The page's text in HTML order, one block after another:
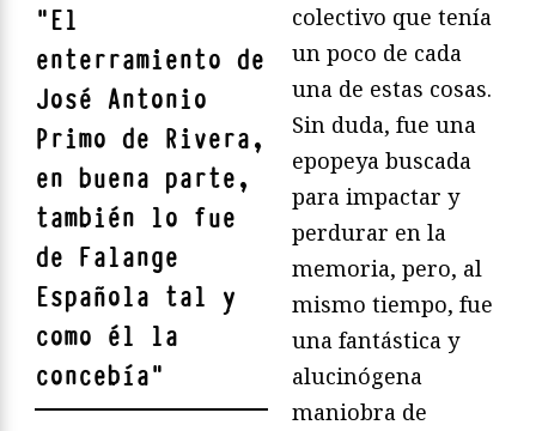
"El
enterramiento de
José Antonio
Primo de Rivera,
en buena parte,
también lo fue
de Falange
Española tal y
como él la
concebía"
colectivo que tenía
un poco de cada
una de estas cosas.
Sin duda, fue una
epopeya buscada
para impactar y
perdurar en la
memoria, pero, al
mismo tiempo, fue
una fantástica y
alucinógena
maniobra de